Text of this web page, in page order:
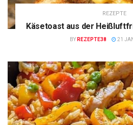
REZEPTE
Käsetoast aus der
BY REZEPTE38 21